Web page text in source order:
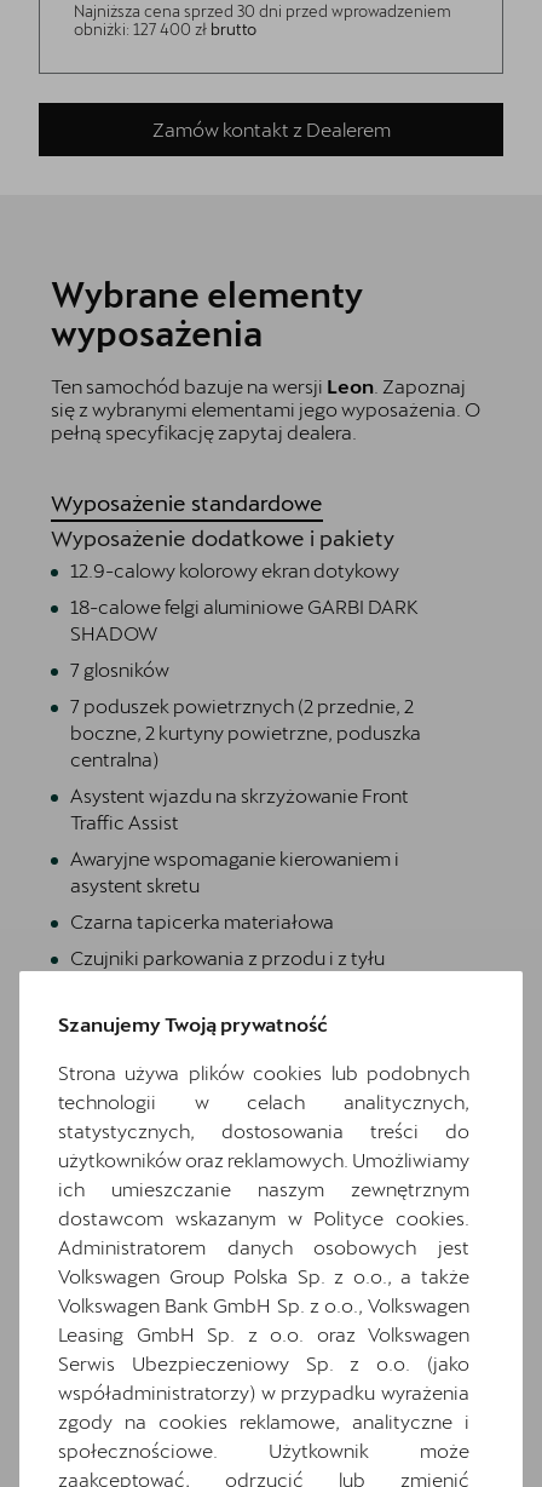
Najniższa cena sprzed 30 dni przed wprowadzeniem
obniżki: 127 400 zł brutto
Zamów kontakt z Dealerem
Wybrane elementy
wyposażenia
Ten samochód bazuje na wersji Leon . Zapoznaj
się z wybranymi elementami jego wyposażenia. O
pełną specyfikację zapytaj dealera.
Wyposażenie standardowe
Wyposażenie dodatkowe i pakiety
12.9-calowy kolorowy ekran dotykowy
18-calowe felgi aluminiowe GARBI DARK
SHADOW
7 glosników
7 poduszek powietrznych (2 przednie, 2
boczne, 2 kurtyny powietrzne, poduszka
centralna)
Asystent wjazdu na skrzyżowanie Front
Traffic Assist
Awaryjne wspomaganie kierowaniem i
asystent skretu
Czarna tapicerka materiałowa
Czujniki parkowania z przodu i z tyłu
Petrol Blue z przeszyciem w kolorze miedzi
Gearshift knob/handle in leather
Gniazdo 230V w bagazniku
Informacje o oponach
Komplet dywaników
Listwa okien i relingi dachowe w kolorze
lśniącej czerni
Operating permit, alteration
Opony 225/40 R18
Oslona bagaznika przesuwana
Oslony przeciwsloneczne kierowcy i
pasazera z zamykanymi i podswietlanymi
lusterkami
Szanujemy Twoją prywatność
Strona używa plików cookies lub podobnych
technologii w celach analitycznych,
statystycznych, dostosowania treści do
użytkowników oraz reklamowych. Umożliwiamy
ich umieszczanie naszym zewnętrznym
dostawcom wskazanym w Polityce cookies.
Administratorem danych osobowych jest
Volkswagen Group Polska Sp. z o.o., a także
Volkswagen Bank GmbH Sp. z o.o., Volkswagen
Leasing GmbH Sp. z o.o. oraz Volkswagen
Serwis Ubezpieczeniowy Sp. z o.o. (jako
współadministratorzy) w przypadku wyrażenia
zgody na cookies reklamowe, analityczne i
społecznościowe. Użytkownik może
zaakceptować, odrzucić lub zmienić